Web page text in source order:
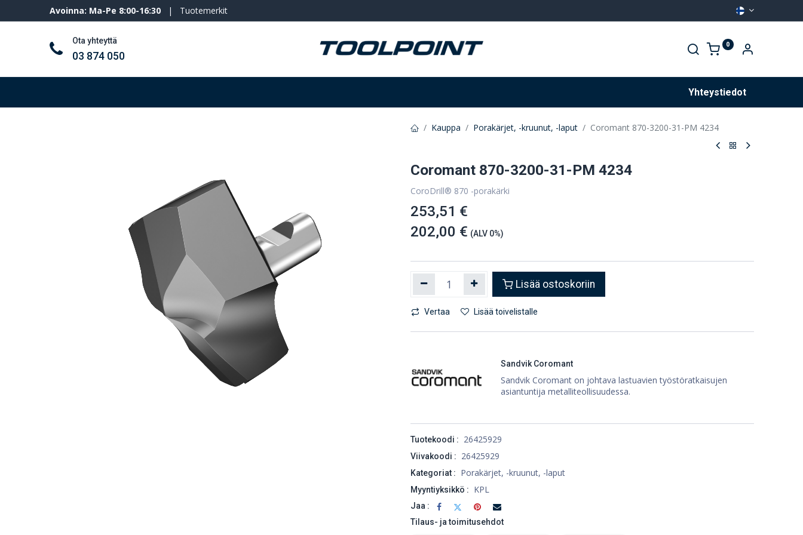
Avoinna: Ma-Pe 8:00-16:30 | Tuotemerkit
Ota yhteyttä
03 874 050
0
Yhteystiedot
Kauppa Porakärjet, -kruunut, -laput Coromant 870-3200-31-PM 4234
Coromant 870-3200-31-PM 4234
CoroDrill® 870 -porakärki
253,51 €
202,00 € (ALV 0%)
Lisää ostoskoriin
Vertaa Lisää toivelistalle
Sandvik Coromant
Sandvik Coromant on johtava lastuavien työstöratkaisujen
asiantuntija metalliteollisuudessa.
Tuotekoodi : 26425929
Viivakoodi : 26425929
Kategoriat : Porakärjet, -kruunut, -laput
Myyntiyksikkö : KPL
Jaa :
Tilaus- ja toimitusehdot